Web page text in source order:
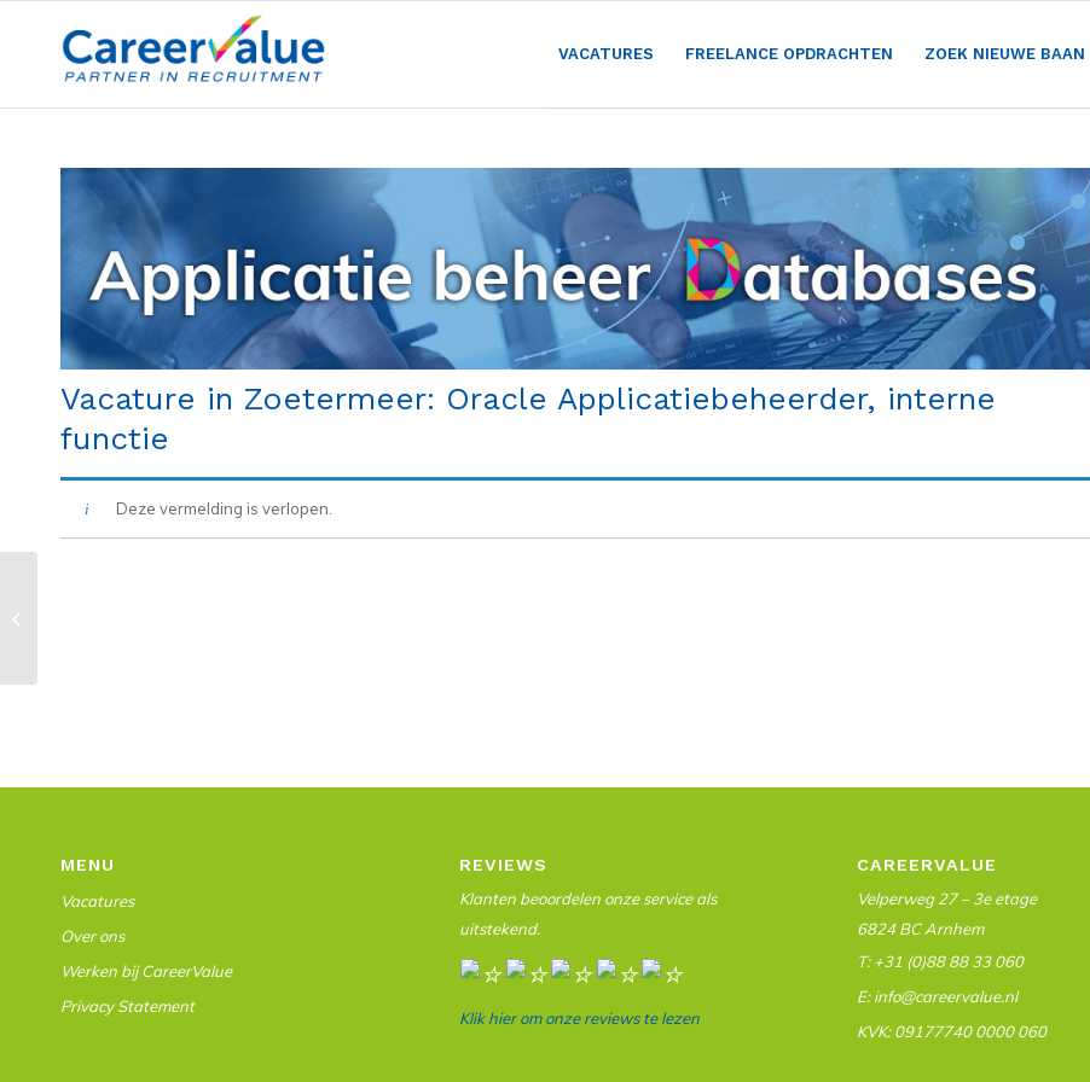
VACATURES FREELANCE OPDRACHTEN ZOEK NIEUWE BAAN
Vacature in Zoetermeer: Oracle Applicatiebeheerder, interne
functie
Deze vermelding is verlopen.
MENU
Vacatures
Over ons
Werken bij CareerValue
Privacy Statement
REVIEWS
Klanten beoordelen onze service als
uitstekend.
Klik hier om onze reviews te lezen
CAREERVALUE
Velperweg 27 – 3e etage
6824 BC Arnhem
T: +31 (0)88 88 33 060
E: info@careervalue.nl
KVK: 09177740 0000 060